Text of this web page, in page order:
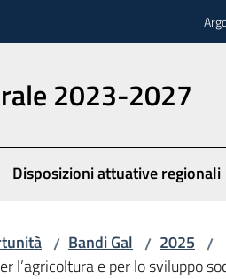
2023-2027
Disposizioni attuative regionali
/ Bandi Gal / 2025 /
e per lo sviluppo